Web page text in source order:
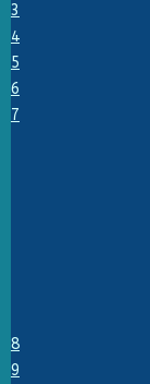
3
4
5
6
7
8
9